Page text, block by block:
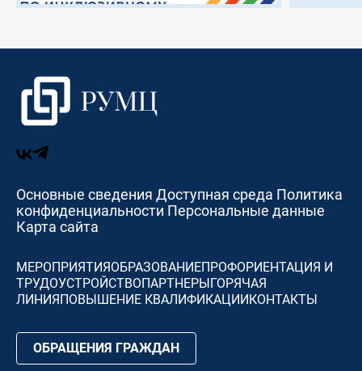
Основные сведения Доступная среда Политика
конфиденциальности Персональные данные
Карта сайта
МЕРОПРИЯТИЯОБРАЗОВАНИЕПРОФОРИЕНТАЦИЯ И
ТРУДОУСТРОЙСТВОПАРТНЕРЫГОРЯЧАЯ
ЛИНИЯПОВЫШЕНИЕ КВАЛИФИКАЦИИКОНТАКТЫ
ОБРАЩЕНИЯ ГРАЖДАН